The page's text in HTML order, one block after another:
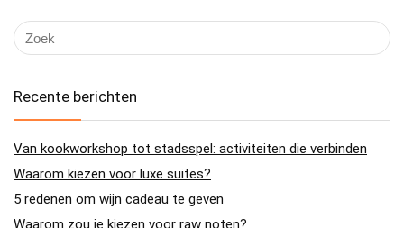
Recente berichten
Van kookworkshop tot stadsspel: activiteiten die verbinden
Waarom kiezen voor luxe suites?
5 redenen om wijn cadeau te geven
Waarom zou je kiezen voor raw noten?